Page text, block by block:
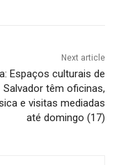
Next article
Espaços culturais de
Salvador têm oficinas,
e visitas mediadas
até domingo (17)